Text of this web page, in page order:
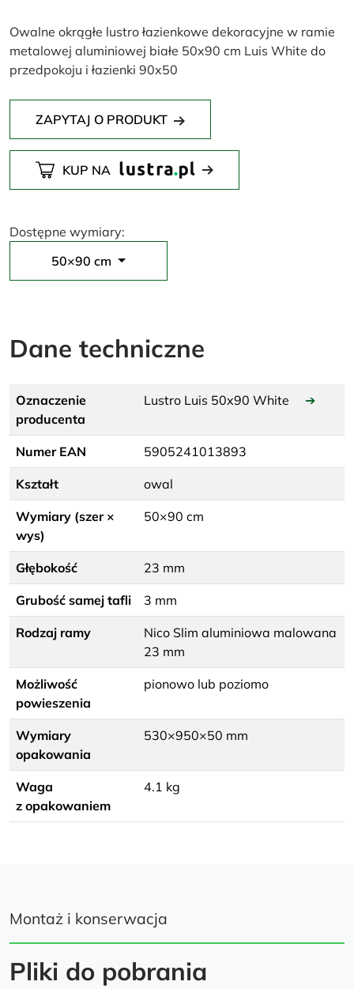
Owalne okrągłe lustro łazienkowe dekoracyjne w ramie
metalowej aluminiowej białe 50x90 cm Luis White do
przedpokoju i łazienki 90x50
ZAPYTAJ O PRODUKT
KUP NA
Dostępne wymiary:
50×90 cm
Dane techniczne
Oznaczenie
producenta
Lustro Luis 50x90 White ➔
Numer EAN 5905241013893
Kształt owal
Wymiary (szer ×
wys)
50×90 cm
Głębokość 23 mm
Grubość samej tafli 3 mm
Rodzaj ramy
Nico Slim aluminiowa malowana
23 mm
Możliwość
powieszenia
pionowo lub poziomo
Wymiary
opakowania
530×950×50 mm
Waga
z opakowaniem
4.1 kg
Montaż i konserwacja
Pliki do pobrania